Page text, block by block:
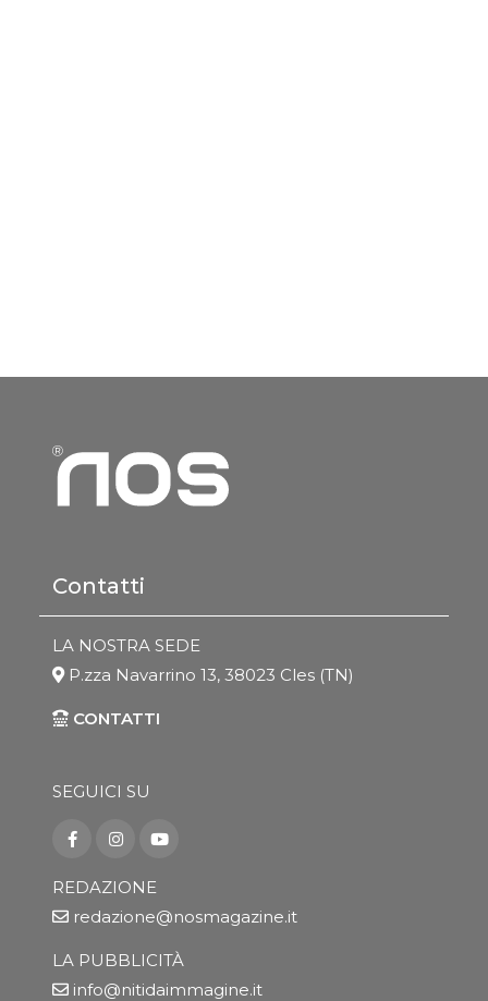
Contatti
LA NOSTRA SEDE
P.zza Navarrino 13, 38023 Cles (TN)
CONTATTI
SEGUICI SU
REDAZIONE
redazione@nosmagazine.it
LA PUBBLICITÀ
info@nitidaimmagine.it